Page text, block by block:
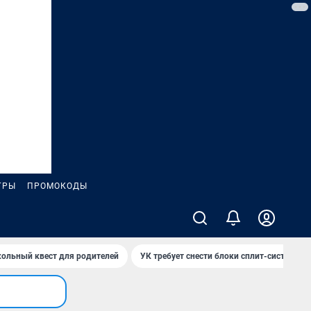
ПРОМОКОДЫ
квест для родителей УК требует снести блоки сплит-систем